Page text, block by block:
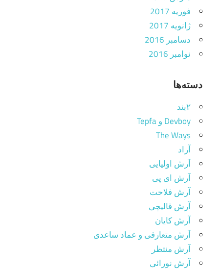
فوریه 2017
ژانویه 2017
دسامبر 2016
نوامبر 2016
دسته‌ها
۲بند
Devboy و Tepfa
The Ways
آراد
آرش اولیایی
آرش ای پی
آرش فلاحت
آرش قالیچی
آرش کایان
آرش متعارفی و عماد ساعدی
آرش منتظر
آرش نورائی